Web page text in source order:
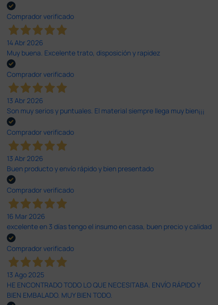
Comprador verificado
14 Abr 2026
Muy buena. Excelente trato, disposición y rapidez
Comprador verificado
13 Abr 2026
Son muy serios y puntuales. El material siempre llega muy bien¡¡¡
Comprador verificado
13 Abr 2026
Buen producto y envío rápido y bien presentado
Comprador verificado
16 Mar 2026
excelente en 3 días tengo el insumo en casa, buen precio y calidad
Comprador verificado
13 Ago 2025
HE ENCONTRADO TODO LO QUE NECESITABA. ENVÍO RÁPIDO Y
BIEN EMBALADO. MUY BIEN TODO.